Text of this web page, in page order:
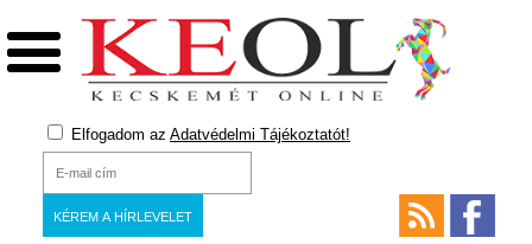
Elfogadom az Adatvédelmi Tájékoztatót!